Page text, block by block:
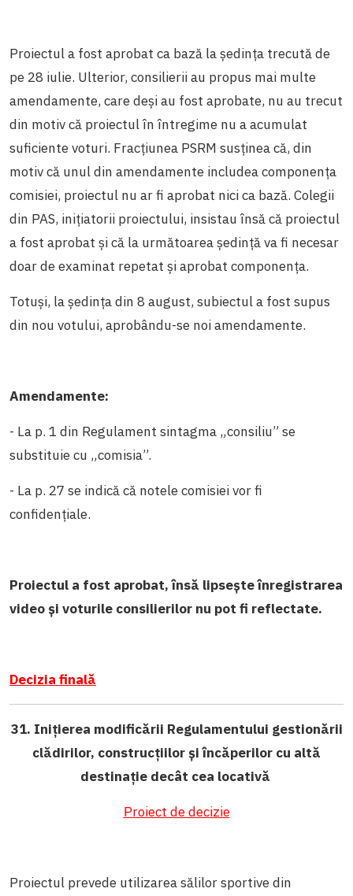
Proiectul a fost aprobat ca bază la ședința trecută de
pe 28 iulie. Ulterior, consilierii au propus mai multe
amendamente, care deși au fost aprobate, nu au trecut
din motiv că proiectul în întregime nu a acumulat
suficiente voturi. Fracțiunea PSRM susținea că, din
motiv că unul din amendamente includea componența
comisiei, proiectul nu ar fi aprobat nici ca bază. Colegii
din PAS, inițiatorii proiectului, insistau însă că proiectul
a fost aprobat și că la următoarea ședință va fi necesar
doar de examinat repetat și aprobat componența.
Totuși, la ședința din 8 august, subiectul a fost supus
din nou votului, aprobându-se noi amendamente.
Amendamente:
- La p. 1 din Regulament sintagma „consiliu” se
substituie cu „comisia”.
- La p. 27 se indică că notele comisiei vor fi
confidențiale.
Proiectul a fost aprobat, însă lipsește înregistrarea
video și voturile consilierilor nu pot fi reflectate.
Decizia finală
31. Inițierea modificării Regulamentului gestionării
clădirilor, construcțiilor și încăperilor cu altă
destinație decât cea locativă
Proiect de decizie
Proiectul prevede utilizarea sălilor sportive din